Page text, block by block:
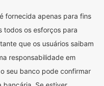
fornecida apenas para fins
todos os esforços para
que os usuários saibam
responsabilidade em
seu banco pode confirmar